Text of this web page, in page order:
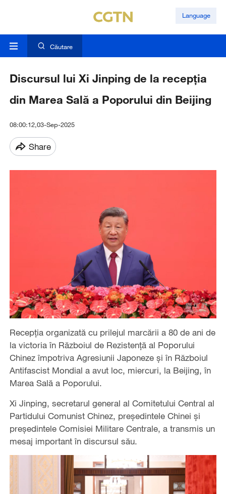
Language
Căutare
Discursul lui Xi Jinping de la recepția
din Marea Sală a Poporului din Beijing
08:00:12,03-Sep-2025
Share
Recepția organizată cu prilejul marcării a 80 de ani de
la victoria în Războiul de Rezistență al Poporului
Chinez împotriva Agresiunii Japoneze și în Războiul
Antifascist Mondial a avut loc, miercuri, la Beijing, în
Marea Sală a Poporului.
Xi Jinping, secretarul general al Comitetului Central al
Partidului Comunist Chinez, președintele Chinei și
președintele Comisiei Militare Centrale, a transmis un
mesaj important în discursul său.